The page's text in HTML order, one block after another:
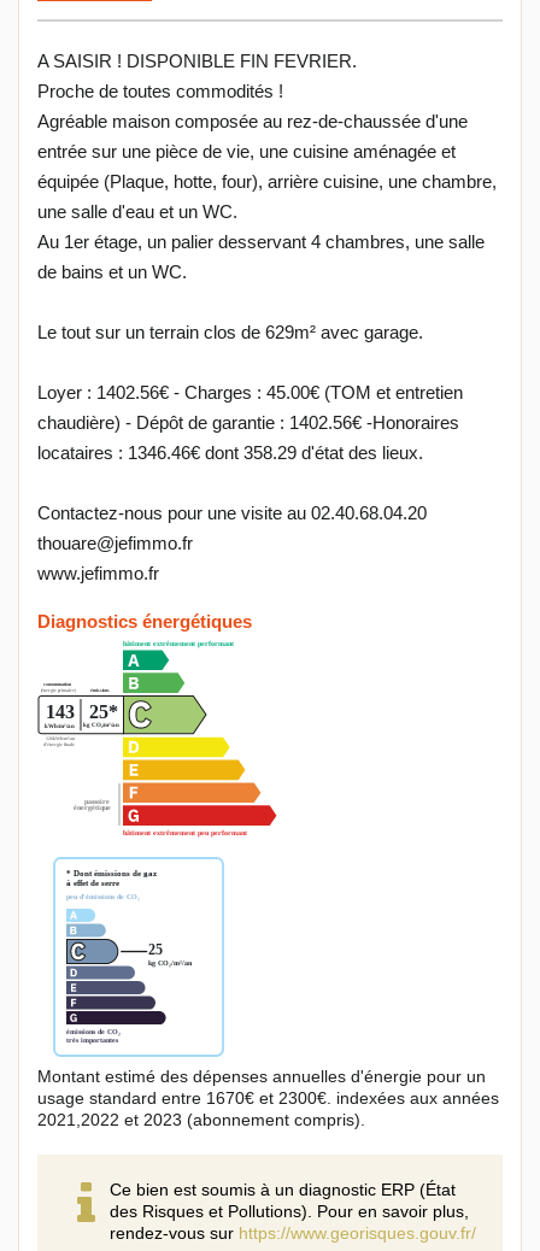
A SAISIR ! DISPONIBLE FIN FEVRIER.
Proche de toutes commodités !
Agréable maison composée au rez-de-chaussée d'une
entrée sur une pièce de vie, une cuisine aménagée et
équipée (Plaque, hotte, four), arrière cuisine, une chambre,
une salle d'eau et un WC.
Au 1er étage, un palier desservant 4 chambres, une salle
de bains et un WC.
Le tout sur un terrain clos de 629m² avec garage.
Loyer : 1402.56€ - Charges : 45.00€ (TOM et entretien
chaudière) - Dépôt de garantie : 1402.56€ -Honoraires
locataires : 1346.46€ dont 358.29 d'état des lieux.
Contactez-nous pour une visite au 02.40.68.04.20
thouare@jefimmo.fr
www.jefimmo.fr
Diagnostics énergétiques
Montant estimé des dépenses annuelles d'énergie pour un
usage standard entre 1670€ et 2300€. indexées aux années
2021,2022 et 2023 (abonnement compris).
Ce bien est soumis à un diagnostic ERP (État
des Risques et Pollutions). Pour en savoir plus,
rendez-vous sur https://www.georisques.gouv.fr/